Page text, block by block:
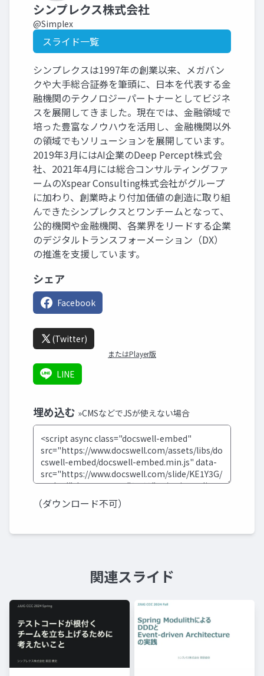
シンプレクス株式会社
@Simplex
スライド一覧
シンプレクスは1997年の創業以来、メガバン
クや大手総合証券を筆頭に、日本を代表する金
融機関のテクノロジーパートナーとしてビジネ
スを展開してきました。現在では、金融領域で
培った豊富なノウハウを活用し、金融機関以外
の領域でもソリューションを展開しています。
2019年3月にはAI企業のDeep Percept株式会
社、2021年4月には総合コンサルティングファ
ームのXspear Consulting株式会社がグループ
に加わり、創業時より付加価値の創造に取り組
んできたシンプレクスとワンチームとなって、
公的機関や金融機関、各業界をリードする企業
のデジタルトランスフォーメーション（DX）
の推進を支援しています。
シェア
Facebook
(Twitter)
またはPlayer版
LINE
埋め込む »CMSなどでJSが使えない場合
（ダウンロード不可）
関連スライド